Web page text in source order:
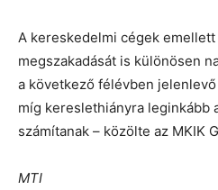
A kereskedelmi cégek
megszakadását is különösen
a következő félévben
míg kereslethiányra leginkább
számítanak – közölte az MKIK
MTI